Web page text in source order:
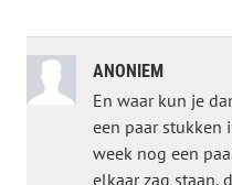
ANONIEM
En waar kun je
een paar stukken
week nog een
elkaar zag staan,